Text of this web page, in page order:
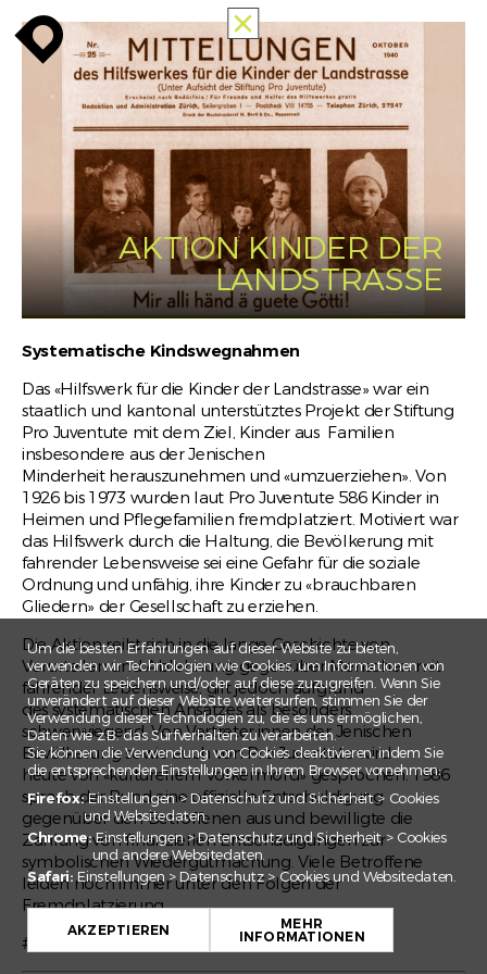
enroute enroute
ALLE
MEMORIES
OF
RACISM
PUBLIC
MAPPING
enroute INFO
+
−
close
AKTION KINDER DER
LANDSTRASSE
Systematische Kindswegnahmen
Das «Hilfswerk für die Kinder der Landstrasse» war ein
staatlich und kantonal unterstütztes Projekt der Stiftung
Pro Juventute mit dem Ziel, Kinder aus Familien
insbesondere aus der Jenischen
Minderheit herauszunehmen und «umzuerziehen». Von
1926 bis 1973 wurden laut Pro Juventute 586 Kinder in
Heimen und Pflegefamilien fremdplatziert. Motiviert war
das Hilfswerk durch die Haltung, die Bevölkerung mit
fahrender Lebensweise sei eine Gefahr für die soziale
Ordnung und unfähig, ihre Kinder zu «brauchbaren
Gliedern» der Gesellschaft zu erziehen.
Die Aktion reiht sich in die lange Geschichte von
Vorurteilen und Ablehnung gegenüber Menschen mit
fahrender Lebensweise, gilt jedoch aufgrund
des systematischen Ansatzes als besonders
schwerwiegend. Von Vertreter:innen der Jenischen
Bevölkerung sowie auch von Pro Juventute wird
heute von «kulturellem Völkermord» gesprochen. 1986
sprach der Bund eine offizielle Entschuldigung
gegenüber den Betroffenen aus und bewilligte die
Zahlung von finanziellen Entschädigungen zur
symbolischen Wiedergutmachung. Viele Betroffene
leiden noch immer unter den Folgen der
Fremdplatzierung.
#Institutioneller Rassismus #Antiziganismus
Um die besten Erfahrungen auf dieser Website zu bieten,
verwenden wir Technologien wie Cookies, um Informationen von
Geräten zu speichern und/oder auf diese zuzugreifen. Wenn Sie
unverändert auf dieser Website weitersurfen, stimmen Sie der
Verwendung dieser Technologien zu, die es uns ermöglichen,
Daten wie z.B. das Surfverhalten zu verarbeiten.
Sie können die Verwendung von Cookies deaktivieren, indem Sie
die entsprechenden Einstellungen in Ihrem Browser vornehmen:
Firefox:Einstellungen > Datenschutz und Sicherheit > Cookies
und Websitedaten.
Chrome:Einstellungen > Datenschutz und Sicherheit > Cookies
und andere Websitedaten.
Safari:Einstellungen > Datenschutz > Cookies und Websitedaten.
AKZEPTIEREN MEHR
INFORMATIONEN